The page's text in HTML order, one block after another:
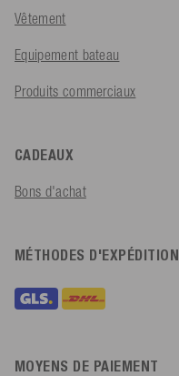
Vêtement
Equipement bateau
Produits commerciaux
CADEAUX
Bons d'achat
MÉTHODES D'EXPÉDITION
MOYENS DE PAIEMENT